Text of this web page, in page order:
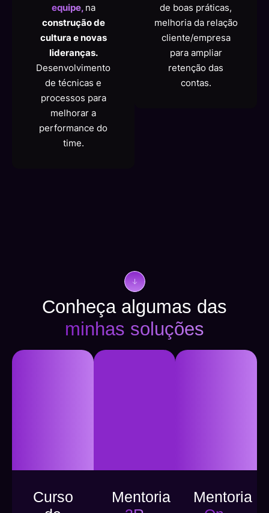
equipe, na
construção de
cultura e novas
lideranças.
Desenvolvimento
de técnicas e
processos para
melhorar a
performance do
time.
de boas práticas,
melhoria da relação
cliente/empresa
para ampliar
retenção das
contas.
Conheça algumas das
minhas soluções
Curso
Mentoria
Mentoria